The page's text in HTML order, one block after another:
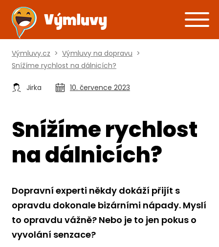
Výmluvy.cz > Výmluvy na dopravu >
Snížíme rychlost na dálnicích?
Jirka 10. července 2023
Snížíme rychlost
na dálnicích?
Dopravní experti někdy dokáží přijít s
opravdu dokonale bizárními nápady. Myslí
to opravdu vážně? Nebo je to jen pokus o
vyvolání senzace?